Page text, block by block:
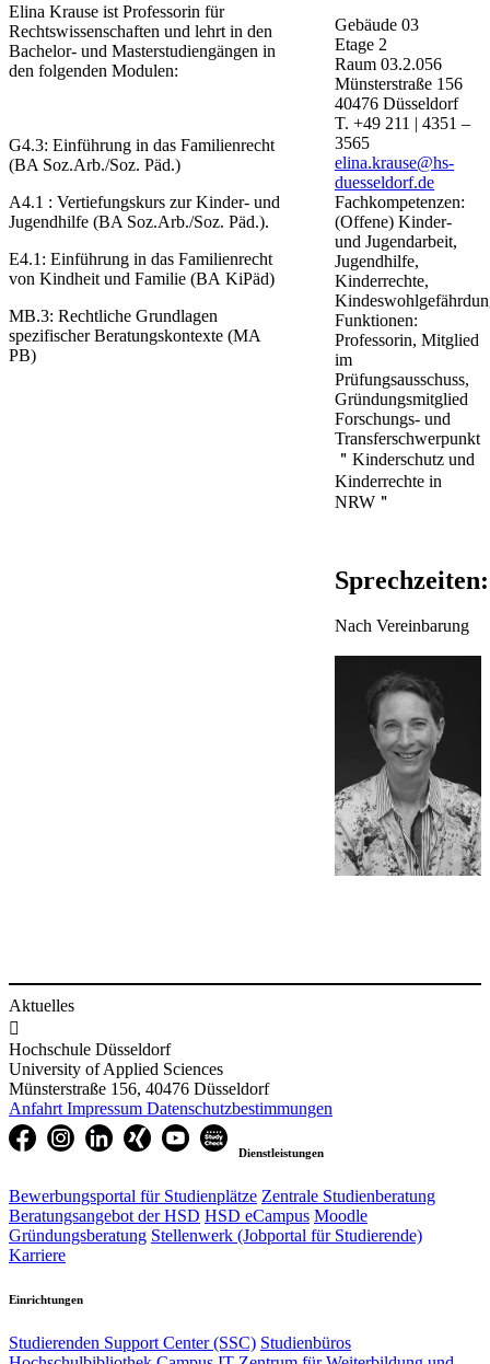
​Elina Krause ist Professorin für
Rechtswissenschaften und lehrt in den
Bachelor- und Masterstudiengängen in
den folgenden Modulen:
G4.3: Einführung in das Familienrecht
(BA Soz.Arb./Soz. Päd.)​
A4.1 : Vertiefun​​gskurs zur Kinder- und
Jugendhilfe (BA Soz.Arb./Soz. Päd.)​.​
E4.1: Einführung in das Familienrecht
von Kindheit und Familie (BA KiPäd)
MB.3: Rechtliche Grundlagen
spezifischer Beratungskontexte (MA
PB)​
Gebäude03
Etage 2
Raum03.2.056
Münsterstraße 156
40476Düsseldorf
T.+49 211 | 4351 –
3565
elina.krause@hs-
duesseldorf.de
Fachkompetenzen:
(Offene) Kinder-
und Jugendarbeit,
Jugendhilfe,
Kinderrechte,
Funktionen:
Professorin, Mitglied
im
Prüfungsausschuss,
Gründungsmitglied
Forschungs- und
Transferschwerpunkt
＂Kinderschutz und
Kinderrechte in
NRW＂
Sprechzeiten:
Nach Vereinbarung
Aktuelles

Hochschule Düsseldorf
University of Applied Sciences
Münsterstraße 156, 40476 Düsseldorf
Anfahrt Impressum Datenschutzbestimmungen
Dienstleistungen
Bewerbungsportal für Studienplätze Zentrale Studienberatung
Beratungsangebot der HSD HSD eCampus Moodle
Gründungsberatung Stellenwerk (Jobportal für Studierende)
Karriere
Einrichtungen
Studierenden Support Center (SSC) Studienbüros